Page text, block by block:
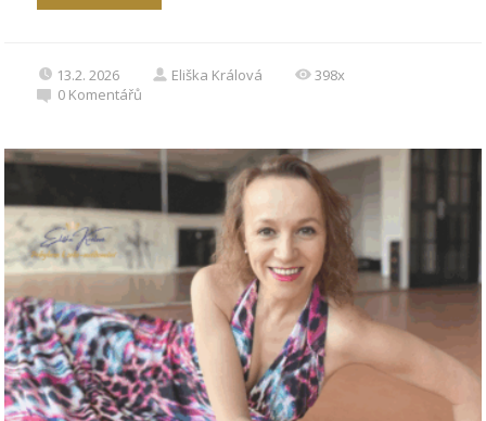
13.2. 2026 Eliška Králová
398x
0 Komentářů